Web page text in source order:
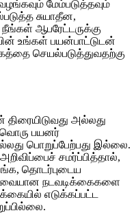
மேம்படுத்தவும்
சுயாதீன,
நீங்கள் ஆபரேட்டருக்கு
உங்கள் பயன்பாட்டுடன்
செயல்படுத்துவதற்கு
அல்லது
பயனர்
பொறுப்பேற்பது இல்லை.
சமர்ப்பித்தால்,
தொடர்புடைய
நடவடிக்கைகளை
எடுக்கப்பட்ட